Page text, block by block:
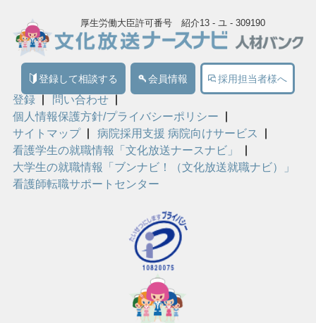
厚生労働大臣許可番号 紹介13 - ユ - 309190
登録して相談する 会員情報 採用担当者様へ
登録
問い合わせ
個人情報保護方針/プライバシーポリシー
サイトマップ
病院採用支援 病院向けサービス
看護学生の就職情報「文化放送ナースナビ」
大学生の就職情報「ブンナビ！（文化放送就職ナビ）」
看護師転職サポートセンター